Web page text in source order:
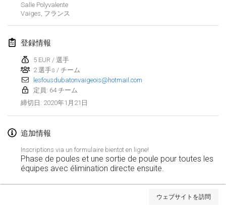
リストを表示
Salle Polyvalente
Vaiges フランス
登録情報
5 EUR / 選手
2 選手s / チーム
lesfousdubatonvaigeois@hotmail.com
定員: 64 チーム
締切日 : 2020年1月21日
追加情報
Inscriptions via un formulaire bientot en ligne!
Phase de poules et une sortie de poule pour toutes les
équipes avec élimination directe ensuite.
ウェブサイトを訪問
Tournoi d'Hiver
2020年1月25日
Tournoi de Mölkky - Lesfous Dubâtonvaigeois
2020年1月25日
2020年2月
Open de l'Ourse
2020年2月1日|ベルギー
2020年2月1日| フランス